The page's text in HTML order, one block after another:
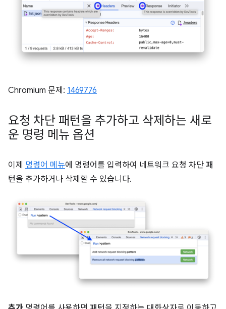
Chromium 문제: 1469776
요청 차단 패턴을 추가하고 삭제하는 새로
운 명령 메뉴 옵션
이제 명령어 메뉴에 명령어를 입력하여 네트워크 요청 차단 패
턴을 추가하거나 삭제할 수 있습니다.